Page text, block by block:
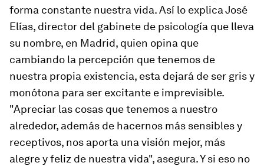
forma constante nuestra vida. Así lo explica José
Elías, director del gabinete de psicología que lleva
su nombre, en Madrid, quien opina que
cambiando la percepción que tenemos de
nuestra propia existencia, esta dejará de ser gris y
monótona para ser excitante e imprevisible.
"Apreciar las cosas que tenemos a nuestro
alrededor, además de hacernos más sensibles y
receptivos, nos aporta una visión mejor, más
alegre y feliz de nuestra vida", asegura. Y si eso no